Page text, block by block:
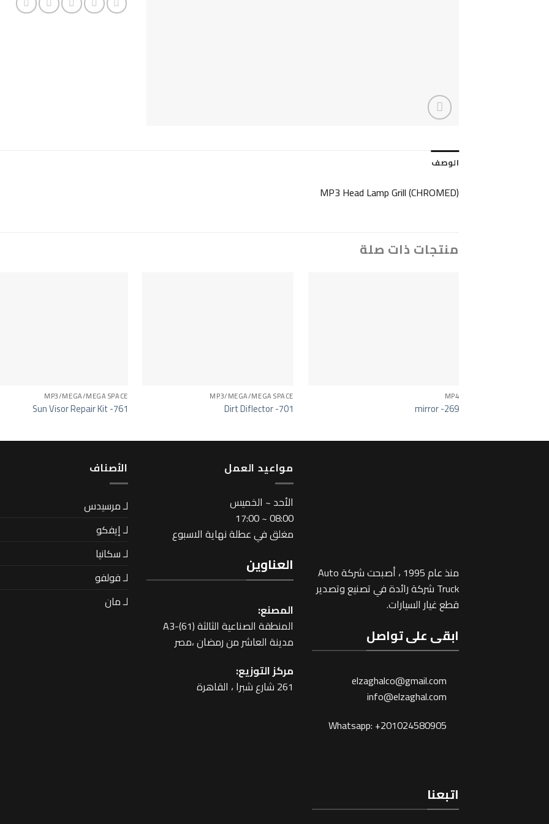
الوصف
MP3 Head Lamp Grill (CHROMED)
منتجات ذات صلة
MP4
mirror -269
MP3/MEGA/MEGA SPACE
Dirt Diflector -701
MP3/MEGA/MEGA SPACE
Sun Visor Repair Kit -761
منذ عام 1995 ، أصبحت شركة Auto
Truck شركة رائدة في تصنيع وتصدير
قطع غيار السيارات.
ابقى على تواصل
elzaghalco@gmail.com
info@elzaghal.com
Whatsapp: +201024580905
اتبعنا
مواعيد العمل
اﻷحد ~ الخميس
08:00 ~ 17:00
مغلق في عطلة نهاية الاسبوع
العناوين
المصنع:
المنطقة الصناعية الثالثة A3-(61)
مدينة العاشر من رمضان ،مصر
مركز التوزيع:
261 شارع شبرا ، القاهرة
اﻷصناف
لـ مرسيدس
لـ إيفكو
لـ سكانيا
لـ فولفو
لـ مان